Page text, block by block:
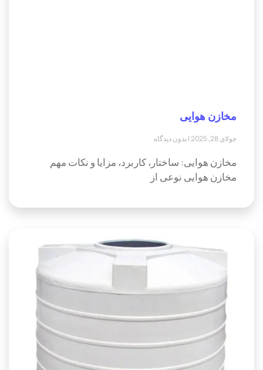
مخازن هوایی
جولای 28, 2025 بدون دیدگاه
مخازن هوایی: ساختار، کاربرد، مزایا و نکات مهم
مخازن هوایی نوعی از